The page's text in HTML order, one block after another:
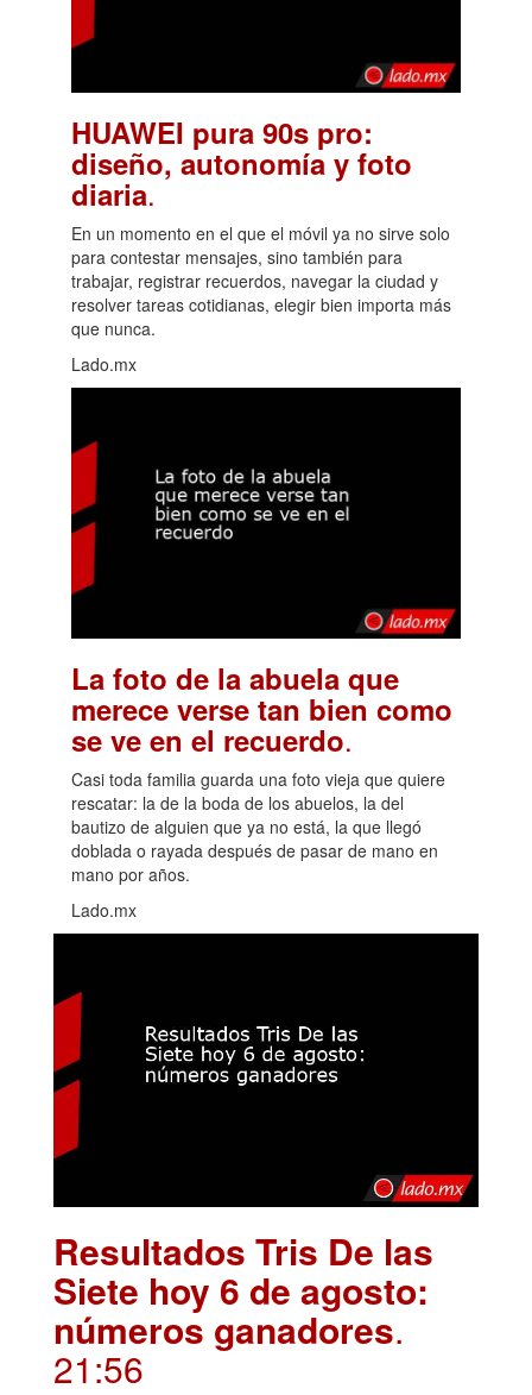
HUAWEI pura 90s pro:
diseño, autonomía y foto
diaria.
En un momento en el que el móvil ya no sirve solo
para contestar mensajes, sino también para
trabajar, registrar recuerdos, navegar la ciudad y
resolver tareas cotidianas, elegir bien importa más
que nunca.
Lado.mx
La foto de la abuela que
merece verse tan bien como
se ve en el recuerdo.
Casi toda familia guarda una foto vieja que quiere
rescatar: la de la boda de los abuelos, la del
bautizo de alguien que ya no está, la que llegó
doblada o rayada después de pasar de mano en
mano por años.
Lado.mx
Resultados Tris De las
Siete hoy 6 de agosto:
números ganadores.
21:56